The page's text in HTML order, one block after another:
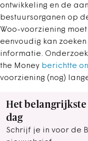
ontwikkeling en de
bestuursorganen op
Woo-voorziening
eenvoudig kan
informatie.
the Money berichtte
voorziening (nog)
Het
dag
Schrijf je in voor de